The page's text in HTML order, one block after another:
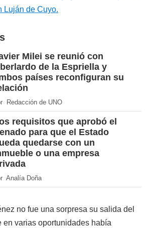
Luján de Cuyo.
Milei se reunió con
de la Espriella y
países reconfiguran su
Redacción de UNO
requisitos que aprobó el
para que el Estado
quedarse con un
o una empresa
Analía Doña
no fue una sorpresa su salida del
en varias oportunidades había